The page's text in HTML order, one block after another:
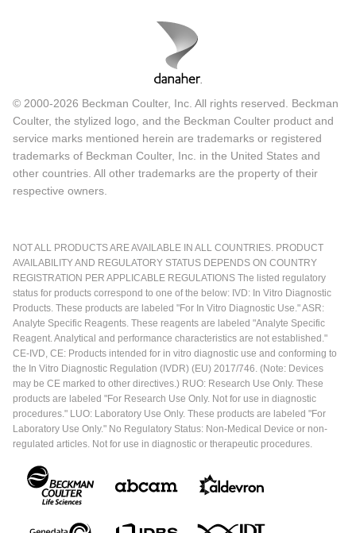
© 2000-2026 Beckman Coulter, Inc. All rights reserved. Beckman
Coulter, the stylized logo, and the Beckman Coulter product and
service marks mentioned herein are trademarks or registered
trademarks of Beckman Coulter, Inc. in the United States and
other countries. All other trademarks are the property of their
respective owners.
NOT ALL PRODUCTS ARE AVAILABLE IN ALL COUNTRIES. PRODUCT
AVAILABILITY AND REGULATORY STATUS DEPENDS ON COUNTRY
REGISTRATION PER APPLICABLE REGULATIONS The listed regulatory
status for products correspond to one of the below: IVD: In Vitro Diagnostic
Products. These products are labeled "For In Vitro Diagnostic Use." ASR:
Analyte Specific Reagents. These reagents are labeled "Analyte Specific
Reagent. Analytical and performance characteristics are not established."
CE-IVD, CE: Products intended for in vitro diagnostic use and conforming to
the In Vitro Diagnostic Regulation (IVDR) (EU) 2017/746. (Note: Devices
may be CE marked to other directives.) RUO: Research Use Only. These
products are labeled "For Research Use Only. Not for use in diagnostic
procedures." LUO: Laboratory Use Only. These products are labeled "For
Laboratory Use Only." No Regulatory Status: Non-Medical Device or non-
regulated articles. Not for use in diagnostic or therapeutic procedures.